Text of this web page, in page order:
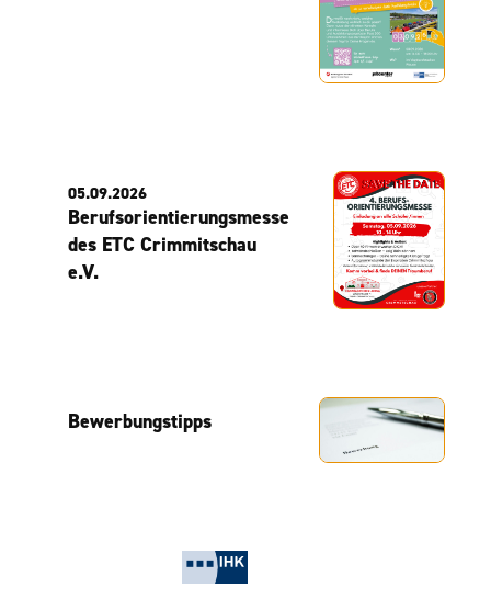
05.09.2026
Berufsorientierungsmesse
des ETC Crimmitschau
e.V.
Bewerbungstipps